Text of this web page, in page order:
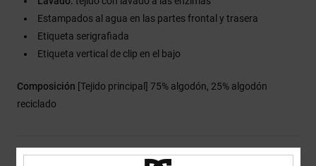
Estampados al agua en las partes frontal y trasera
Etiqueta serigrafiada
Etiqueta vertical de clip en el bajo
Composición [Tejido principal] 75% algodón, 25% algodón
reciclado
Envios y Devoluciones